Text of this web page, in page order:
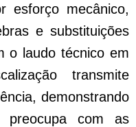
esforço mecânico,
e substituições
o laudo técnico em
transmite
demonstrando
preocupa com as